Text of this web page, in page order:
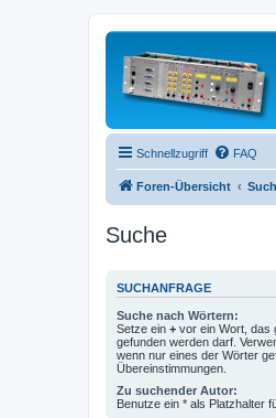
Schnellzugriff FAQ
Foren-Übersicht
Suche
SUCHANFRAGE
Suche nach Wörtern:
Setze ein + vor ein Wort, das
gefunden werden darf.
wenn nur eines der Wörter
Übereinstimmungen.
Zu suchender Autor:
Benutze ein * als Platzhalter